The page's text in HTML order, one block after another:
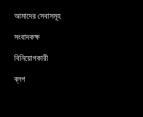
আমাদের সেবাসমূহ
সংবাদকক্ষ
বিনিয়োগকারী
ব্লগ